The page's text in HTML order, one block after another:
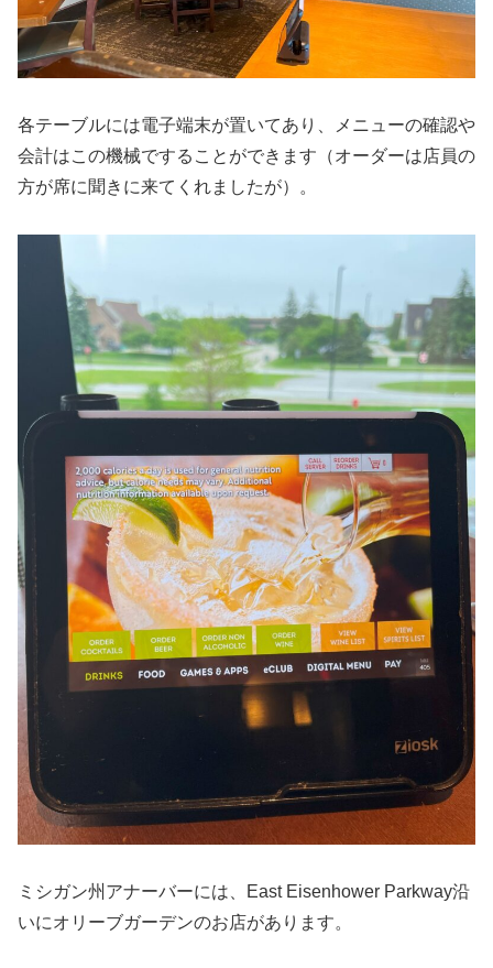
各テーブルには電子端末が置いてあり、メニューの確認や
会計はこの機械ですることができます（オーダーは店員の
方が席に聞きに来てくれましたが）。
ミシガン州アナーバーには、East Eisenhower Parkway沿
いにオリーブガーデンのお店があります。